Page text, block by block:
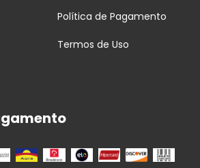
Política de Pagamento
Termos de Uso